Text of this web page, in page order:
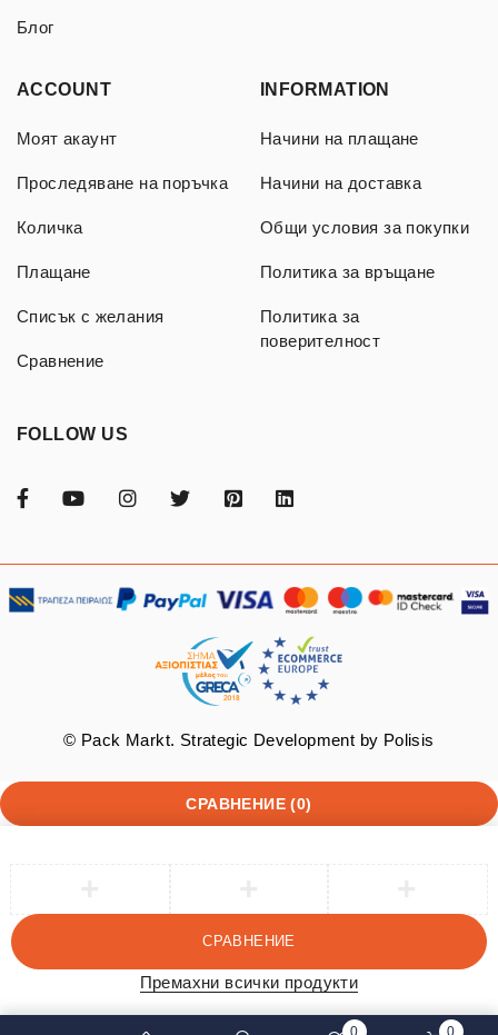
Блог
ACCOUNT
Моят акаунт
Проследяване на поръчка
Количка
Плащане
Списък с желания
Сравнение
INFORMATION
Начини на плащане
Начини на доставка
Общи условия за покупки
Политика за връщане
Политика за
поверителност
FOLLOW US
© Pack Markt. Strategic Development by Polisis
0 0
СРАВНЕНИЕ (0)
СРАВНЕНИЕ
Премахни всички продукти